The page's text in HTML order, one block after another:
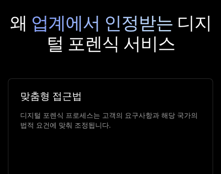
왜 업계에서 인정받는 디지
털 포렌식 서비스
맞춤형 접근법
디지털 포렌식 프로세스는 고객의 요구사항과 해당 국가의
법적 요건에 맞춰 조정됩니다.